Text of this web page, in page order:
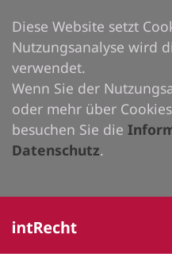
Diese Website setzt
Nutzungsanalyse wird
verwendet.
Wenn Sie der
oder mehr über
besuchen Sie die
Datenschutz.